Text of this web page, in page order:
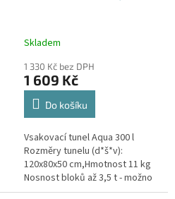
Skladem
1 330 Kč bez DPH
1 609 Kč
Do košíku
Vsakovací tunel Aqua 300 l
Rozměry tunelu (d*š*v):
120x80x50 cm,Hmotnost 11 kg
Nosnost bloků až 3,5 t - možno
umístit pod parkovací stání do